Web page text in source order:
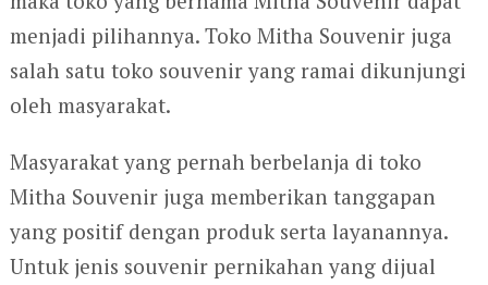
menjadi pilihannya. Toko Mitha Souvenir juga
salah satu toko souvenir yang ramai dikunjungi
oleh masyarakat.
Masyarakat yang pernah berbelanja di toko
Mitha Souvenir juga memberikan tanggapan
yang positif dengan produk serta layanannya.
Untuk jenis souvenir pernikahan yang dijual